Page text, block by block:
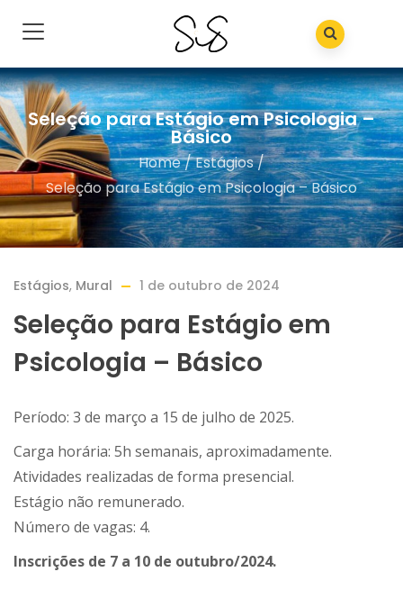
Seleção para Estágio em Psicologia –
Básico
Home/Estágios/
Seleção para Estágio em Psicologia – Básico
Estágios, Mural 1 de outubro de 2024
Seleção para Estágio em
Psicologia – Básico
Período: 3 de março a 15 de julho de 2025.
Carga horária: 5h semanais, aproximadamente.
Atividades realizadas de forma presencial.
Estágio não remunerado.
Número de vagas: 4.
Inscrições de 7 a 10 de outubro/2024.